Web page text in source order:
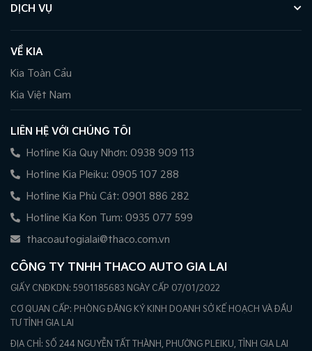
DỊCH VỤ
VỀ KIA
Kia Toàn Cầu
Kia Việt Nam
LIÊN HỆ VỚI CHÚNG TÔI
Hotline Kia Quy Nhơn: 0938 909 113
Hotline Kia Pleiku: 0905 107 288
Hotline Kia Phù Cát: 0901 886 282
Hotline Kia Kon Tum: 0935 077 599
thacoautogialai@thaco.com.vn
CÔNG TY TNHH THACO AUTO GIA LAI
GIẤY CNĐKDN: 5901185683 NGÀY CẤP 07/01/2022
CƠ QUAN CẤP: PHÒNG ĐĂNG KÝ KINH DOANH SỞ KẾ HOẠCH VÀ ĐẦU
TƯ TỈNH GIA LAI
ĐỊA CHỈ: SỐ 244 NGUYỄN TẤT THÀNH, PHƯỜNG PLEIKU, TỈNH GIA LAI